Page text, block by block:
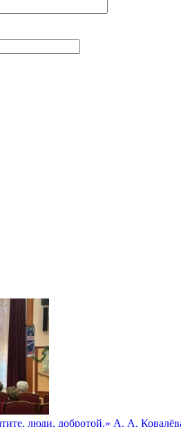
люди, добротой.» А. А.